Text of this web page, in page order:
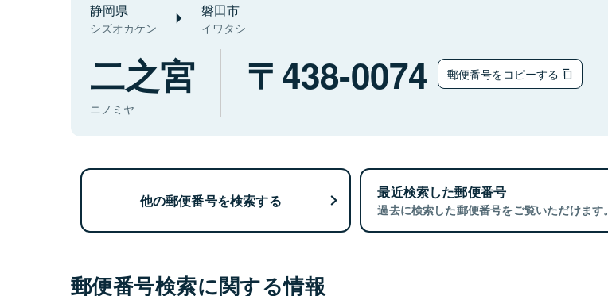
静岡県
シズオカケン
磐田市
イワタシ
二之宮
ニノミヤ
438-0074 郵便番号をコピーする
他の郵便番号を検索する 最近検索した郵便番号
過去に検索した郵便番号をご覧いただけます。
郵便番号検索に関する情報